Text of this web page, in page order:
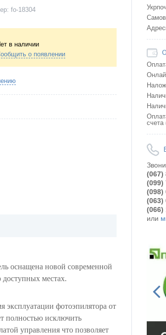
fo-18304
в наличии
о появлении
оснащена новой современной
доступных местах.
эксплуатации фотоэпилятора от
полностью исключить
управления что позволяет
счета
(067)
(099)
(098)
(063)
(066)
или